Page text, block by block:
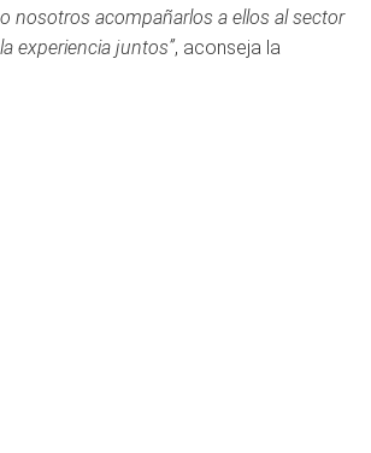
nosotros acompañarlos a ellos al sector
experiencia juntos”, aconseja la